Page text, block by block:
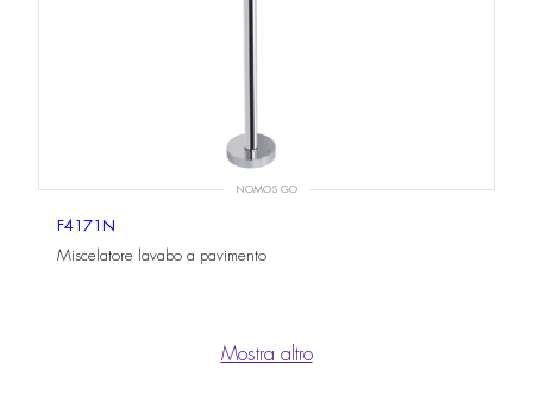
NOMOS GO
F4171N
Miscelatore lavabo a pavimento
Mostra altro